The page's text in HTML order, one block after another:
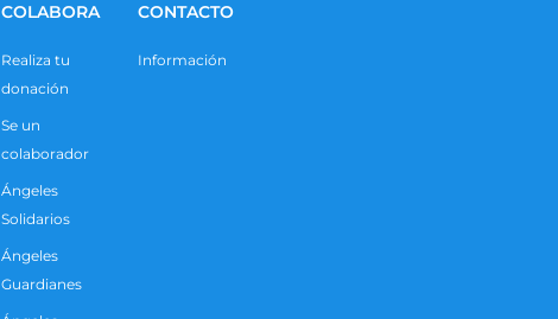
COLABORA
Realiza tu
donación
Se un
colaborador
Ángeles
Solidarios
Ángeles
Guardianes
CONTACTO
Información